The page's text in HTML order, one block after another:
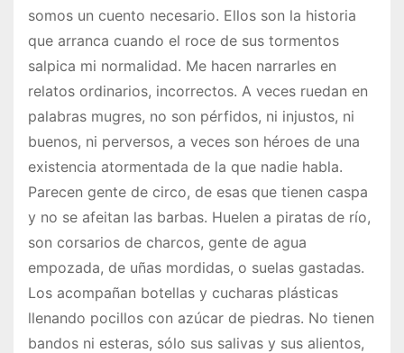
somos un cuento necesario. Ellos son la historia
que arranca cuando el roce de sus tormentos
salpica mi normalidad. Me hacen narrarles en
relatos ordinarios, incorrectos. A veces ruedan en
palabras mugres, no son pérfidos, ni injustos, ni
buenos, ni perversos, a veces son héroes de una
existencia atormentada de la que nadie habla.
Parecen gente de circo, de esas que tienen caspa
y no se afeitan las barbas. Huelen a piratas de río,
son corsarios de charcos, gente de agua
empozada, de uñas mordidas, o suelas gastadas.
Los acompañan botellas y cucharas plásticas
llenando pocillos con azúcar de piedras. No tienen
bandos ni esteras, sólo sus salivas y sus alientos,